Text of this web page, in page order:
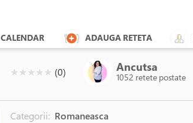
CALENDAR ADAUGA RETETA
( )
★( )
★( )
★( )
★( )
★ (0) Ancutsa
1052 retete postate
Categorii: Romaneasca